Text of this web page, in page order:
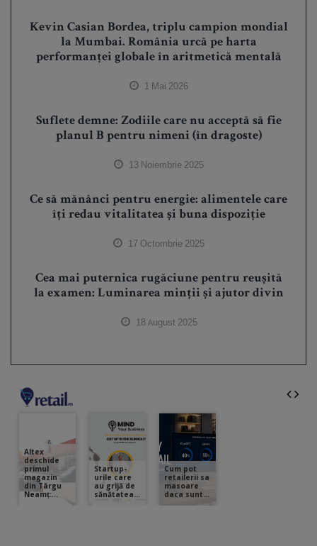
Kevin Casian Bordea, triplu campion mondial
la Mumbai. România urcă pe harta
performanței globale în aritmetică mentală
1 Mai 2026
Suflete demne: Zodiile care nu acceptă să fie
planul B pentru nimeni (în dragoste)
13 Noiembrie 2025
Ce să mănânci pentru energie: alimentele care
îți redau vitalitatea și buna dispoziție
17 Octombrie 2025
Cea mai puternica rugăciune pentru reușită
la examen: Luminarea minții și ajutor divin
18 August 2025